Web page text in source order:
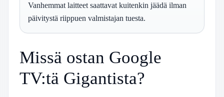
Vanhemmat laitteet saattavat kuitenkin jäädä ilman
päivitystä riippuen valmistajan tuesta.
Missä ostan Google
TV:tä Gigantista?